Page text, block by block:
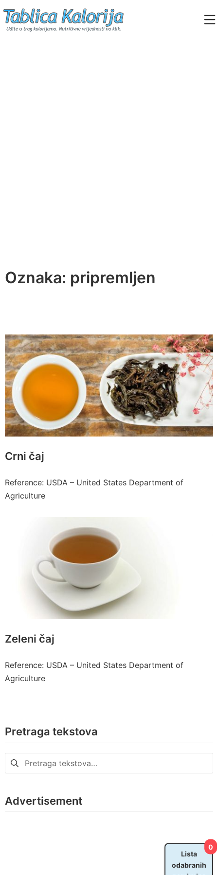
to
content
Oznaka: pripremljen
Crni čaj
Reference: USDA – United States Department of
Agriculture
Zeleni čaj
Reference: USDA – United States Department of
Agriculture
Pretraga tekstova
Pretraga
za:
Advertisement
0
Lista
odabranih